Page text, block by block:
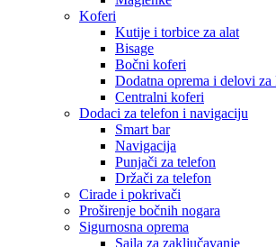
Koferi
Kutije i torbice za alat
Bisage
Bočni koferi
Dodatna oprema i delovi za
Centralni koferi
Dodaci za telefon i navigaciju
Smart bar
Navigacija
Punjači za telefon
Držači za telefon
Cirade i pokrivači
Proširenje bočnih nogara
Sigurnosna oprema
Sajla za zaključavanje